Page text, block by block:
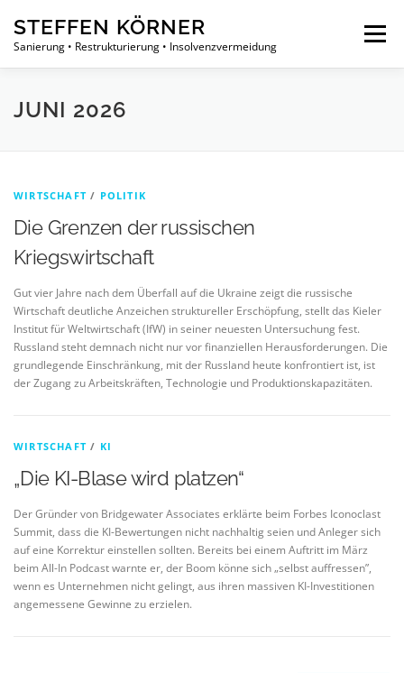
Inhalt
springen
STEFFEN KÖRNER
Sanierung • Restrukturierung • Insolvenzvermeidung
Menü
PHILOSOPHIE
JUNI 2026
WIRTSCHAFT / POLITIK
Die Grenzen der russischen
Kriegswirtschaft
Gut vier Jahre nach dem Überfall auf die Ukraine zeigt die russische
Wirtschaft deutliche Anzeichen struktureller Erschöpfung, stellt das Kieler
Institut für Weltwirtschaft (IfW) in seiner neuesten Untersuchung fest.
Russland steht demnach nicht nur vor finanziellen Herausforderungen. Die
grundlegende Einschränkung, mit der Russland heute konfrontiert ist, ist
der Zugang zu Arbeitskräften, Technologie und Produktionskapazitäten.
WIRTSCHAFT / KI
„Die KI-Blase wird platzen“
Der Gründer von Bridgewater Associates erklärte beim Forbes Iconoclast
Summit, dass die KI-Bewertungen nicht nachhaltig seien und Anleger sich
auf eine Korrektur einstellen sollten. Bereits bei einem Auftritt im März
beim All-In Podcast warnte er, der Boom könne sich „selbst auffressen”,
wenn es Unternehmen nicht gelingt, aus ihren massiven KI-Investitionen
angemessene Gewinne zu erzielen.